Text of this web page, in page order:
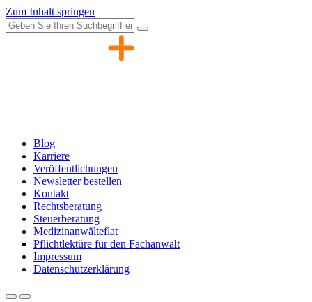
Zum Inhalt springen
Blog
Karriere
Veröffentlichungen
Newsletter bestellen
Kontakt
Rechtsberatung
Steuerberatung
Medizinanwälteflat
Pflichtlektüre für den Fachanwalt
Impressum
Datenschutzerklärung